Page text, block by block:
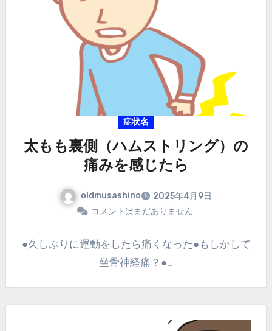
症状名
太もも裏側（ハムストリング）の
痛みを感じたら
oldmusashino
2025年4月9日
コメントはまだありません
●久しぶりに運動をしたら痛くなった●もしかして
坐骨神経痛？●…